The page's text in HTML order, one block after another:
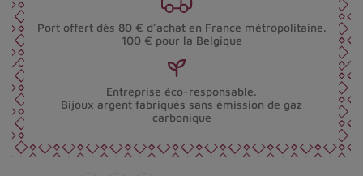
Port offert dès 80 € d’achat en France métropolitaine.
100 € pour la Belgique
Entreprise éco-responsable.
Bijoux argent fabriqués sans émission de gaz
carbonique